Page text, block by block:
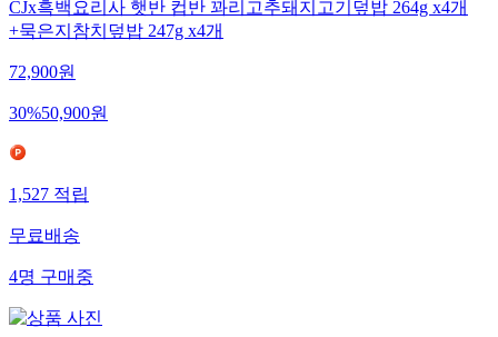
CJx흑백요리사 햇반 컵반 꽈리고추돼지고기덮밥 264g x4개
+묵은지참치덮밥 247g x4개
72,900원
30%50,900원
1,527적립
무료배송
4명구매중